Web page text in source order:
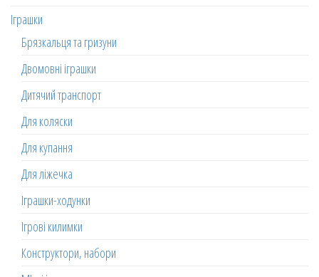
Іграшки
Брязкальця та гризуни
Двомовні іграшки
Дитячий транспорт
Для коляски
Для купання
Для ліжечка
Іграшки-ходунки
Ігрові килимки
Конструктори, набори